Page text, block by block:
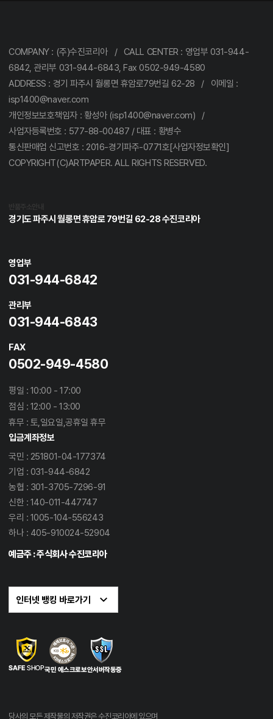
COMPANY : (주)수진코리아 / CALL CENTER : 영업부 031-944-
6842, 관리부 031-944-6843, Fax 0502-949-4580
ADDRESS : 경기 파주시 월롱면 휴암로79번길 62-28 / 이메일 :
isp1400@naver.com
개인정보보호책임자 : 황성아 (isp1400@naver.com) /
사업자등록번호 : 577-88-00487 / 대표 : 황병수
통신판매업 신고번호 : 2016-경기파주-0771호[사업자정보확인]
COPYRIGHT(C)ARTPAPER. ALL RIGHTS RESERVED.
경기도 파주시 월롱면 휴암로 79번길 62-28 수진코리아
당사의 모든 제작물의 저작권은 수진코리아에 있으며,
영업부
031-944-6842
관리부
031-944-6843
FAX
0502-949-4580
평일 : 10:00 - 17:00
점심 : 12:00 - 13:00
휴무 : 토,일요일,공휴일 휴무
입금계좌정보
국민 : 251801-04-177374
기업 : 031-944-6842
농협 : 301-3705-7296-91
신한 : 140-011-447747
우리 : 1005-104-556243
하나 : 405-910024-52904
예금주 : 주식회사 수진코리아